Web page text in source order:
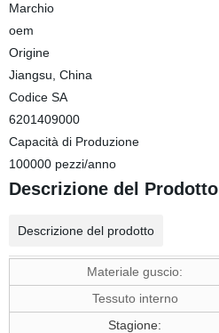
Marchio
oem
Origine
Jiangsu, China
Codice SA
6201409000
Capacità di Produzione
100000 pezzi/anno
Descrizione del Prodotto
Descrizione del prodotto
Materiale guscio:
Tessuto interno
Stagione: